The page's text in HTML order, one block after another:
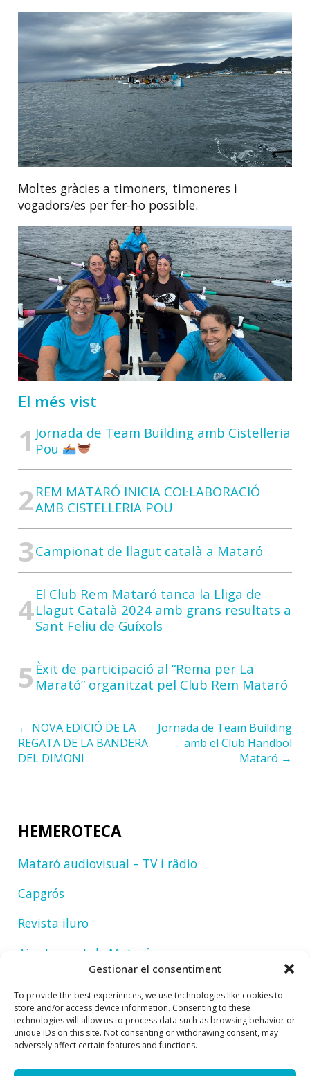
Gestionar el consentiment
To provide the best experiences, we use technologies like cookies to
store and/or access device information. Consenting to these
technologies will allow us to process data such as browsing behavior or
unique IDs on this site. Not consenting or withdrawing consent, may
adversely affect certain features and functions.
Moltes gràcies a timoners, timoneres i
vogadors/es per fer-ho possible.
El més vist
Jornada de Team Building amb Cistelleria
Pou
REM MATARÓ INICIA COL·LABORACIÓ
AMB CISTELLERIA POU
Campionat de llagut català a Mataró
El Club Rem Mataró tanca la Lliga de
Llagut Català 2024 amb grans resultats a
Sant Feliu de Guíxols
Èxit de participació al “Rema per La
Marató” organitzat pel Club Rem Mataró
← NOVA EDICIÓ DE LA
REGATA DE LA BANDERA
DEL DIMONI
Jornada de Team Building
amb el Club Handbol
Mataró →
HEMEROTECA
Mataró audiovisual – TV i râdio
Capgrós
Revista iluro
Ajuntament de Mataró